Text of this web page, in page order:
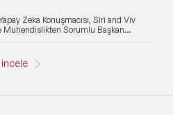
Zeka Konuşmacısı, Siri and Viv
Mühendislikten Sorumlu Başkan
incele